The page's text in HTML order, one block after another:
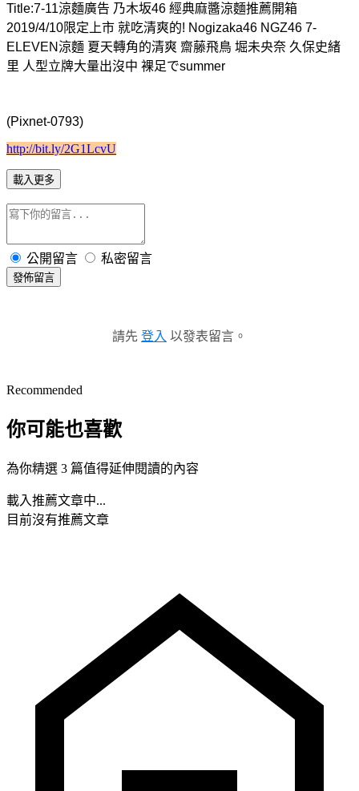
Title:7-11涼麵廣告 乃木坂46 經典麻醬涼麵推薦開箱
2019/4/10限定上市 就吃清爽的! Nogizaka46 NGZ46 7-
ELEVEN涼麵 夏天轉角的清爽 齋藤飛鳥 堀未央奈 久保史緒
里 人型立牌大量出沒中 裸足でsummer
(Pixnet-0793)
http://bit.ly/2G1LcvU
載入更多
公開留言 私密留言
發佈留言
請先 登入 以發表留言。
Recommended
你可能也喜歡
為你精選 3 篇值得延伸閱讀的內容
載入推薦文章中...
目前沒有推薦文章